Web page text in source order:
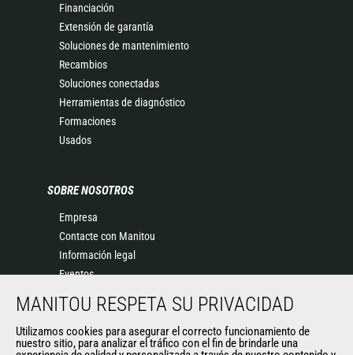
Financiación
Extensión de garantía
Soluciones de mantenimiento
Recambios
Soluciones conectadas
Herramientas de diagnóstico
Formaciones
Usados
SOBRE NOSOTROS
Empresa
Contacte con Manitou
Información legal
Eventos
Historia
General Terms and Conditions of Sale
MANITOU RESPETA SU PRIVACIDAD
Utilizamos cookies para asegurar el correcto funcionamiento de
nuestro sitio, para analizar el tráfico con el fin de brindarle una